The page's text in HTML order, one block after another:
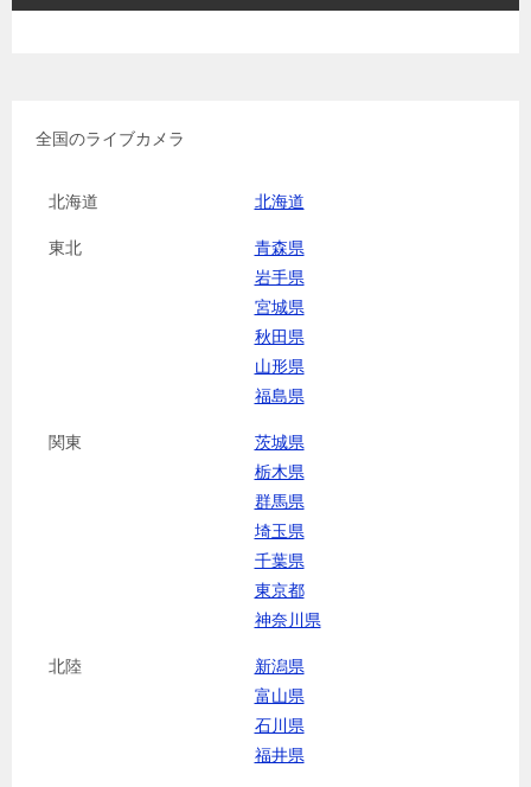
全国のライブカメラ
北海道 北海道
東北
青森県
岩手県
宮城県
秋田県
山形県
福島県
関東
茨城県
栃木県
群馬県
埼玉県
千葉県
東京都
神奈川県
北陸
新潟県
富山県
石川県
福井県